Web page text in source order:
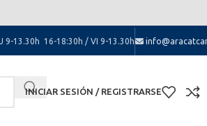
las molestias.
9-13.30h 16-18:30h / VI 9-13.30h
INICIAR SESIÓN / REGISTRARSE